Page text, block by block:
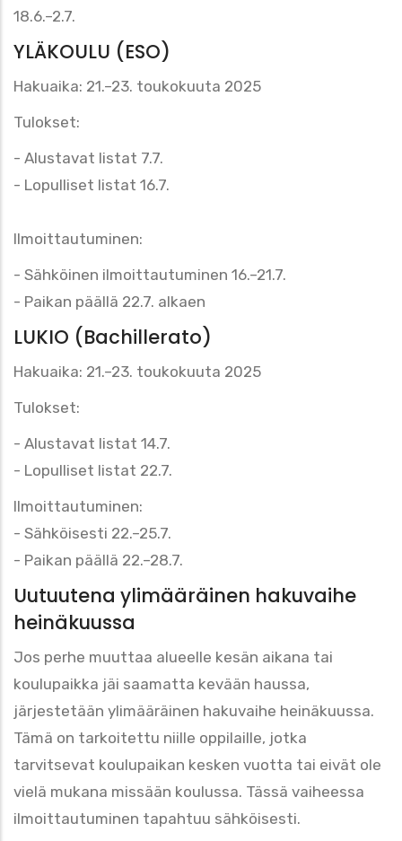
18.6.–2.7.
YLÄKOULU (ESO)
Hakuaika: 21.–23. toukokuuta 2025
Tulokset:
- Alustavat listat 7.7.
- Lopulliset listat 16.7.
Ilmoittautuminen:
- Sähköinen ilmoittautuminen 16.–21.7.
- Paikan päällä 22.7. alkaen
LUKIO (Bachillerato)
Hakuaika: 21.–23. toukokuuta 2025
Tulokset:
- Alustavat listat 14.7.
- Lopulliset listat 22.7.
Ilmoittautuminen:
- Sähköisesti 22.–25.7.
- Paikan päällä 22.–28.7.
Uutuutena ylimääräinen hakuvaihe
heinäkuussa
Jos perhe muuttaa alueelle kesän aikana tai
koulupaikka jäi saamatta kevään haussa,
järjestetään ylimääräinen hakuvaihe heinäkuussa.
Tämä on tarkoitettu niille oppilaille, jotka
tarvitsevat koulupaikan kesken vuotta tai eivät ole
vielä mukana missään koulussa. Tässä vaiheessa
ilmoittautuminen tapahtuu sähköisesti.